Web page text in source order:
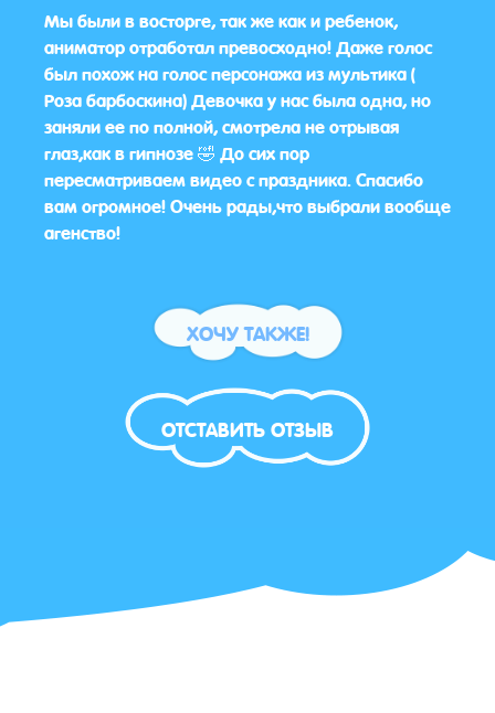
Мы были в восторге, так же как и ребенок,
аниматор отработал превосходно! Даже голос
был похож на голос персонажа из мультика (
Роза барбоскина) Девочка у нас была одна, но
заняли ее по полной, смотрела не отрывая
глаз,как в гипнозе 🤣 До сих пор
пересматриваем видео с праздника. Спасибо
вам огромное! Очень рады,что выбрали вообще
агенство!
ХОЧУ ТАКЖЕ!
ОТСТАВИТЬ ОТЗЫВ